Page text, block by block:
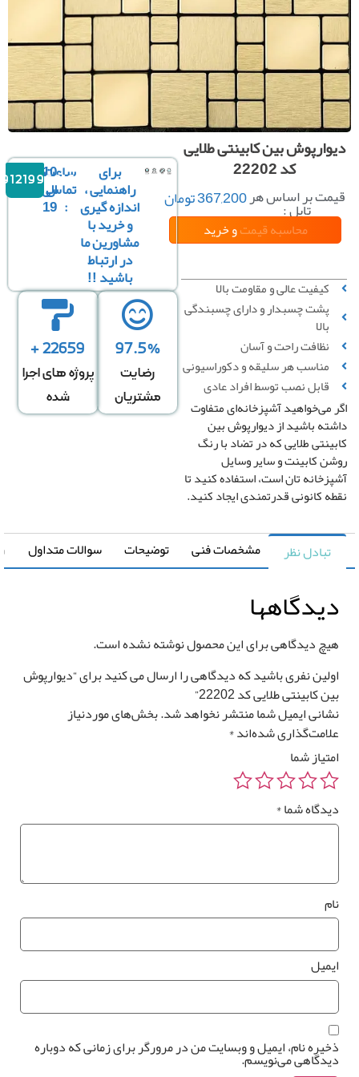
بین کابینتی طلایی
کد 22202
بر اساس هر
تایل : 367,200تومان
کیفیت عالی و مقاومت بالا
پشت چسبدار و دارای چسبندگی
بالا
نظافت راحت و آسان
مناسب هر سلیقه و دکوراسیونی
قابل نصب توسط افراد عادی
محاسبه قیمتو خرید
محاسبه بر
اساس تعداد تایل
محاسبه بر
اساس متراژ
قیمت کل
0 تومان
می‌خواهید آشپزخانه‌ای متفاوت
باشید از دیوارپوش بین
طلایی که در تضاد با رنگ
کابینت و سایر وسایل
‌تان است، استفاده کنید تا
کانونی قدرتمندی ایجاد کنید.
برای
راهنمایی ،
اندازه گیری
و خرید با
مشاورین ما
در ارتباط
باشید !!
ساعت
تماس
:
10
الی
19
09121996816
97.5%
رضایت
مشتریان
22659 +
پروژه های اجرا
تبادل نظر مشخصات فنی توضیحات سوالات متداول
دیدگاهی برای این محصول نوشته نشده است.
نفری باشید که دیدگاهی را ارسال می کنید برای “دیوارپوش
کابینتی طلایی کد 22202”
ایمیل شما منتشر نخواهد شد.بخش‌های موردنیاز
شده‌اند*
شما
شما*
نام، ایمیل و وبسایت من در مرورگر برای زمانی که دوباره
می‌نویسم.